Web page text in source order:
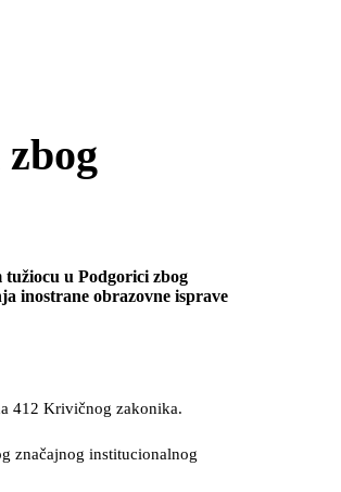
u Podgorici zbog
inostrane obrazovne isprave
412 Krivičnog zakonika.
značajnog institucionalnog